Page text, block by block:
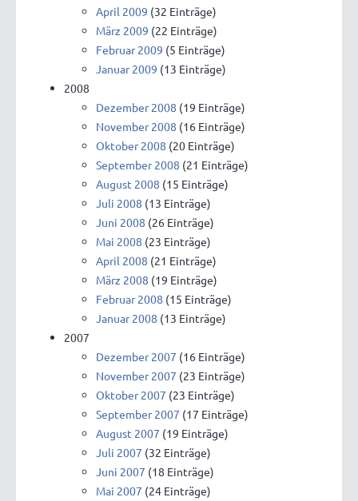
April 2009 (32 Einträge)
März 2009 (22 Einträge)
Februar 2009 (5 Einträge)
Januar 2009 (13 Einträge)
2008
Dezember 2008 (19 Einträge)
November 2008 (16 Einträge)
Oktober 2008 (20 Einträge)
September 2008 (21 Einträge)
August 2008 (15 Einträge)
Juli 2008 (13 Einträge)
Juni 2008 (26 Einträge)
Mai 2008 (23 Einträge)
April 2008 (21 Einträge)
März 2008 (19 Einträge)
Februar 2008 (15 Einträge)
Januar 2008 (13 Einträge)
2007
Dezember 2007 (16 Einträge)
November 2007 (23 Einträge)
Oktober 2007 (23 Einträge)
September 2007 (17 Einträge)
August 2007 (19 Einträge)
Juli 2007 (32 Einträge)
Juni 2007 (18 Einträge)
Mai 2007 (24 Einträge)